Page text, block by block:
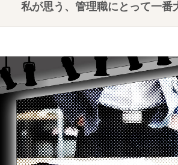
私が思う、管理職にとって一番